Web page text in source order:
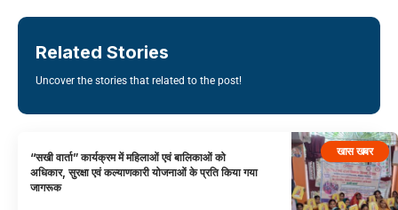
Related Stories
Uncover the stories that related to the post!
खास खबर
“सखी वार्ता” कार्यक्रम में महिलाओं एवं बालिकाओं को
अधिकार, सुरक्षा एवं कल्याणकारी योजनाओं के प्रति किया गया
जागरूक